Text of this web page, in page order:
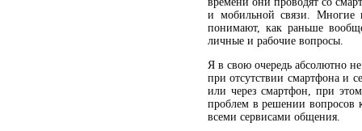
и мобильной связи. Многие
понимают, как раньше
личные и рабочие вопросы.
Я в свою очередь абсолютно
при отсутствии смартфона и
или через смартфон, при
проблем в решении вопросов
всеми сервисами общения.